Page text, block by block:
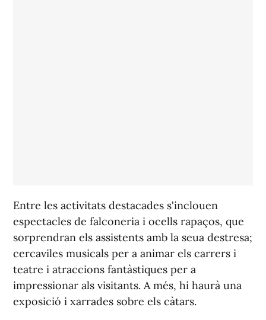
Entre les activitats destacades s'inclouen
espectacles de falconeria i ocells rapaços, que
sorprendran els assistents amb la seua destresa;
cercaviles musicals per a animar els carrers i
teatre i atraccions fantàstiques per a
impressionar als visitants. A més, hi haurà una
exposició i xarrades sobre els càtars.